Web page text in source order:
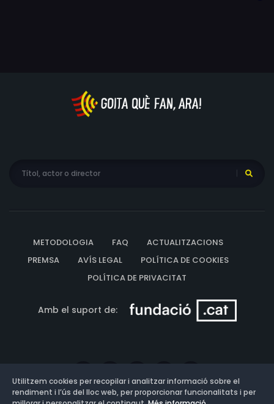
METODOLOGIA FAQ
ACTUALITZACIONS
PREMSA
AVÍS LEGAL
POLÍTICA DE COOKIES
POLÍTICA DE PRIVACITAT
Amb el suport de:
Utilitzem cookies per recopilar i analitzar informació sobre el
rendiment i l’ús del lloc web, per proporcionar funcionalitats i per